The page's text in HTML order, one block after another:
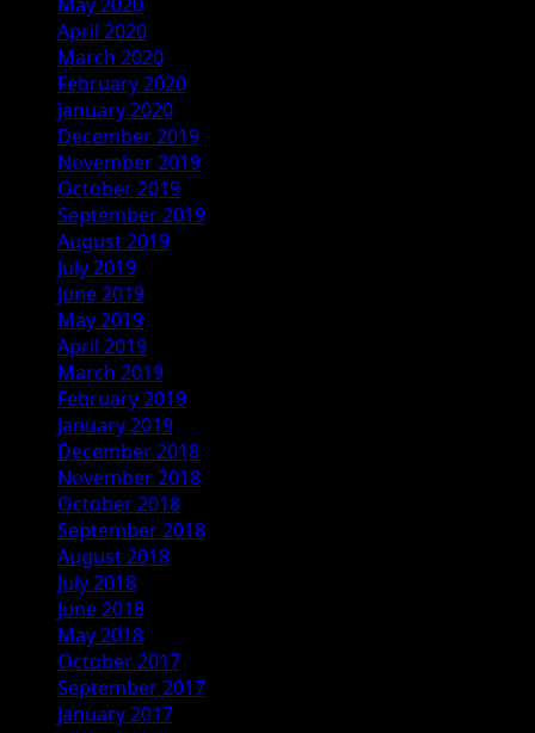
April 2020
March 2020
February 2020
January 2020
December 2019
November 2019
October 2019
September 2019
August 2019
July 2019
June 2019
May 2019
April 2019
March 2019
February 2019
January 2019
December 2018
November 2018
October 2018
September 2018
August 2018
July 2018
June 2018
May 2018
October 2017
September 2017
January 2017